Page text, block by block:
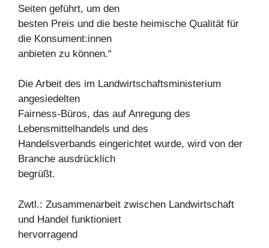
Seiten geführt, um den
besten Preis und die beste heimische Qualität für
die Konsument:innen
anbieten zu können.“
Die Arbeit des im Landwirtschaftsministerium
angesiedelten
Fairness-Büros, das auf Anregung des
Lebensmittelhandels und des
Handelsverbands eingerichtet wurde, wird von der
Branche ausdrücklich
begrüßt.
Zwtl.: Zusammenarbeit zwischen Landwirtschaft
und Handel funktioniert
hervorragend